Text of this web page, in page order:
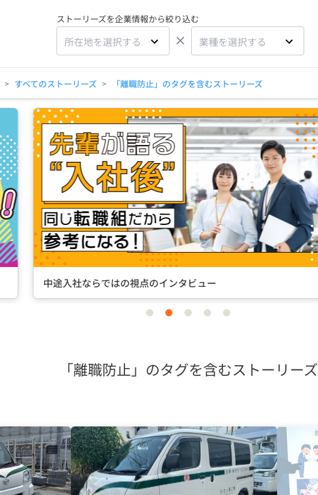
ストーリーズを企業情報から絞り込む
所在地を選択する × 業種を選択する
> すべてのストーリーズ > 「離職防止」のタグを含むストーリーズ
中途入社ならではの視点のインタビュー
item item item item item
「離職防止」のタグを含むストーリーズ